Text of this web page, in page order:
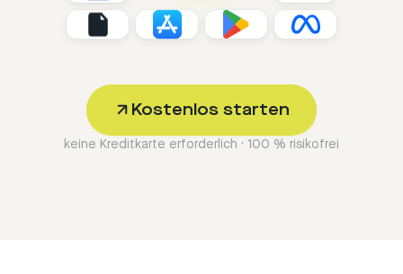
Kostenlos starten
keine Kreditkarte erforderlich · 100 % risikofrei